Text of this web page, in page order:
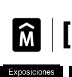
Exposiciones